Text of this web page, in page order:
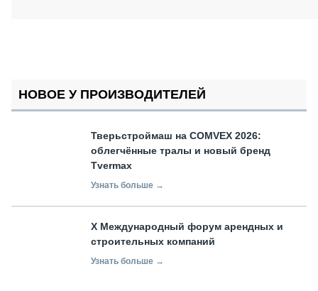
НОВОЕ У ПРОИЗВОДИТЕЛЕЙ
Тверьстроймаш на COMVEX 2026:
облегчённые тралы и новый бренд
Tvermax
Узнать больше →
X Международный форум арендных и
строительных компаний
Узнать больше →